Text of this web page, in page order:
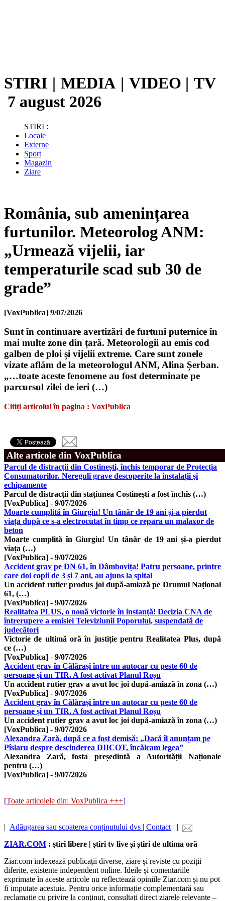
STIRI | MEDIA | VIDEO | TV
7 august 2026
STIRI :
Locale
Externe
Sport
Magazin
Ziare
România, sub amenințarea
furtunilor. Meteorolog ANM:
„Urmează vijelii, iar
temperaturile scad sub 30 de
grade”
[VoxPublica] 9/07/2026
Sunt în continuare avertizări de furtuni puternice în
mai multe zone din țară. Meteorologii au emis cod
galben de ploi și vijelii extreme. Care sunt zonele
vizate aflăm de la meteorologul ANM, Alina Șerban.
„…toate aceste fenomene au fost determinate pe
parcursul zilei de ieri (…)
Citiți articolul în pagina : VoxPublica
Alte articole din VoxPublica
Parcul de distracții din Costinești, închis temporar de Protecția
Consumatorilor. Nereguli grave descoperite la instalații și
echipamente
Parcul de distracții din stațiunea Costinești a fost închis (…)
[VoxPublica] - 9/07/2026
Moarte cumplită în Giurgiu! Un tânăr de 19 ani și-a pierdut
viața după ce s-a electrocutat în timp ce repara un malaxor de
beton
Moarte cumplită în Giurgiu! Un tânăr de 19 ani și-a pierdut
viața (…)
[VoxPublica] - 9/07/2026
Accident grav pe DN 61, în Dâmbovița! Patru persoane, printre
care doi copii de 3 și 7 ani, au ajuns la spital
Un accident rutier produs joi după-amiază pe Drumul Național
61, (…)
[VoxPublica] - 9/07/2026
Realitatea PLUS, o nouă victorie în instanță! Decizia CNA de
întrerupere a emisiei Televiziunii Poporului, suspendată de
judecători
Victorie de ultimă oră în justiție pentru Realitatea Plus, după
ce (…)
[VoxPublica] - 9/07/2026
Accident grav în Călărași între un autocar cu peste 60 de
persoane și un TIR. A fost activat Planul Roșu
Un accident rutier grav a avut loc joi după-amiază în zona (…)
[VoxPublica] - 9/07/2026
Accident grav în Călărași între un autocar cu peste 60 de
persoane și un TIR. A fost activat Planul Roșu
Un accident rutier grav a avut loc joi după-amiază în zona (…)
[VoxPublica] - 9/07/2026
Alexandra Zară, după ce a fost demisă: „Dacă îl anunțam pe
Pîslaru despre descinderea DIICOT, încălcam legea”
Alexandra Zară, fosta președintă a Autorității Naționale
pentru (…)
[VoxPublica] - 9/07/2026
[Toate articolele din: VoxPublica +++]
| Adăugarea sau scoaterea conținutului dvs | Contact |
ZIAR.COM : știri libere | știri tv live și știri de ultima oră
Ziar.com indexează publicații diverse, ziare și reviste cu poziții
diferite, existente independent online. Ideile și comentariile
exprimate în aceste articole nu reflectează opiniile Ziar.com și nu pot
fi imputate acestuia. Pentru orice informație complementară sau
reclamație cu privire la conținut, consultați direct ziarele relevante –